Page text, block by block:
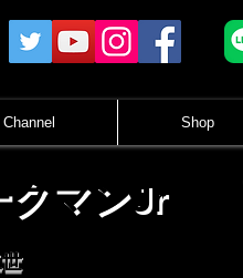
Shop
クマンJr